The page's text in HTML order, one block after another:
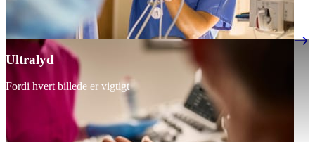
Ultralyd
Fordi hvert billede er vigtigt